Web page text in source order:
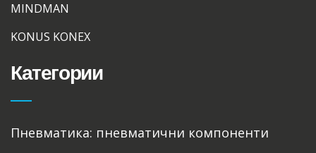
MINDMAN
KONUS KONEX
Категории
Пневматика: пневматични компоненти